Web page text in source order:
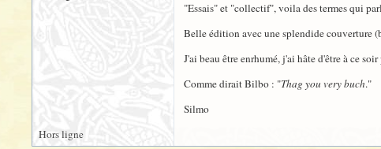
"Essais" et "collectif", voila des termes qui
Belle édition avec une splendide couverture
J'ai beau être enrhumé, j'ai hâte d'être à ce
Comme dirait Bilbo : "Thag you very buch."
Silmo
Hors ligne